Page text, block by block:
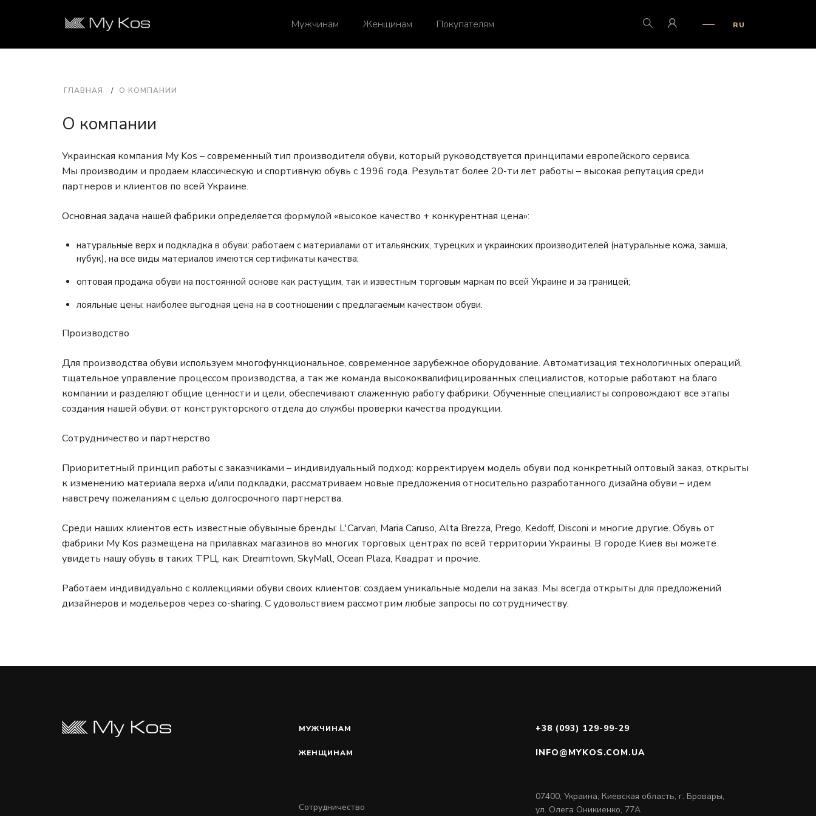
Мужчинам Женщинам Покупателям RU
ГЛАВНАЯ О КОМПАНИИ
О компании
Украинская компания My Kos – современный тип производителя обуви, который руководствуется принципами европейского сервиса.
Мы производим и продаем классическую и спортивную обувь с 1996 года. Результат более 20-ти лет работы – высокая репутация среди
партнеров и клиентов по всей Украине.
Основная задача нашей фабрики определяется формулой «высокое качество + конкурентная цена»:
натуральные верх и подкладка в обуви: работаем с материалами от итальянских, турецких и украинских производителей (натуральные кожа, замша,
нубук), на все виды материалов имеются сертификаты качества;
оптовая продажа обуви на постоянной основе как растущим, так и известным торговым маркам по всей Украине и за границей;
лояльные цены: наиболее выгодная цена на в соотношении с предлагаемым качеством обуви.
Производство
Для производства обуви используем многофункциональное, современное зарубежное оборудование. Автоматизация технологичных операций,
тщательное управление процессом производства, а так же команда высококвалифицированных специалистов, которые работают на благо
компании и разделяют общие ценности и цели, обеспечивают слаженную работу фабрики. Обученные специалисты сопровождают все этапы
создания нашей обуви: от конструкторского отдела до службы проверки качества продукции.
Сотрудничество и партнерство
Приоритетный принцип работы с заказчиками – индивидуальный подход: корректируем модель обуви под конкретный оптовый заказ, открыты
к изменению материала верха и/или подкладки, рассматриваем новые предложения относительно разработанного дизайна обуви – идем
навстречу пожеланиям с целью долгосрочного партнерства.
Среди наших клиентов есть известные обувыные бренды: L'Carvari, Maria Caruso, Alta Brezza, Prego, Kedoff, Disconi и многие другие. Обувь от
фабрики My Kos размещена на прилавках магазинов во многих торговых центрах по всей территории Украины. В городе Киев вы можете
увидеть нашу обувь в таких ТРЦ, как: Dreamtown, SkyMall, Ocean Plaza, Квадрат и прочие.
Работаем индивидуально с коллекциями обуви своих клиентов: создаем уникальные модели на заказ. Мы всегда открыты для предложений
дизайнеров и модельеров через co-sharing. С удовольствием рассмотрим любые запросы по сотрудничеству.
МУЖЧИНАМ
ЖЕНЩИНАМ
Сотрудничество
+38 (093) 129-99-29
INFO@MYKOS.COM.UA
07400, Украина, Киевская область, г. Бровары,
ул. Олега Оникиенко, 77А